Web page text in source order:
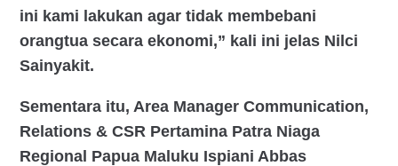
ini kami lakukan agar tidak membebani
orangtua secara ekonomi,” kali ini jelas Nilci
Sainyakit.
Sementara itu, Area Manager Communication,
Relations & CSR Pertamina Patra Niaga
Regional Papua Maluku Ispiani Abbas